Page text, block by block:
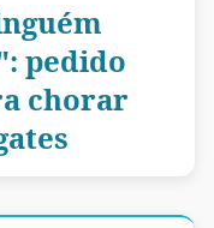
pedido
chorar